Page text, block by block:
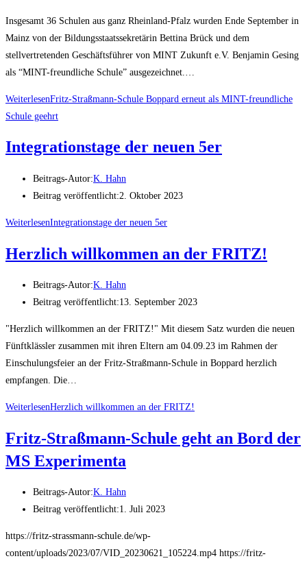
Insgesamt 36 Schulen aus ganz Rheinland-Pfalz wurden Ende September in
Mainz von der Bildungsstaatssekretärin Bettina Brück und dem
stellvertretenden Geschäftsführer von MINT Zukunft e.V. Benjamin Gesing
als “MINT-freundliche Schule” ausgezeichnet.…
WeiterlesenFritz-Straßmann-Schule Boppard erneut als MINT-freundliche
Schule geehrt
Integrationstage der neuen 5er
Beitrags-Autor:K. Hahn
Beitrag veröffentlicht:2. Oktober 2023
WeiterlesenIntegrationstage der neuen 5er
Herzlich willkommen an der FRITZ!
Beitrags-Autor:K. Hahn
Beitrag veröffentlicht:13. September 2023
"Herzlich willkommen an der FRITZ!" Mit diesem Satz wurden die neuen
Fünftklässler zusammen mit ihren Eltern am 04.09.23 im Rahmen der
Einschulungsfeier an der Fritz-Straßmann-Schule in Boppard herzlich
empfangen. Die…
WeiterlesenHerzlich willkommen an der FRITZ!
Fritz-Straßmann-Schule geht an Bord der
MS Experimenta
Beitrags-Autor:K. Hahn
Beitrag veröffentlicht:1. Juli 2023
https://fritz-strassmann-schule.de/wp-
content/uploads/2023/07/VID_20230621_105224.mp4 https://fritz-